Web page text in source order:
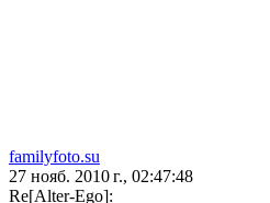
familyfoto.su
27 нояб. 2010 г., 02:47:48
Re[Alter-Ego]: